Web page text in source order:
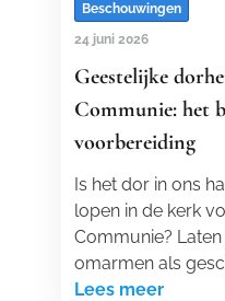
Beschouwingen
24 juni 2026
Geestelijke
Communie: het
voorbereiding
Is het dor in ons
lopen in de kerk
Communie?
omarmen als
Lees meer